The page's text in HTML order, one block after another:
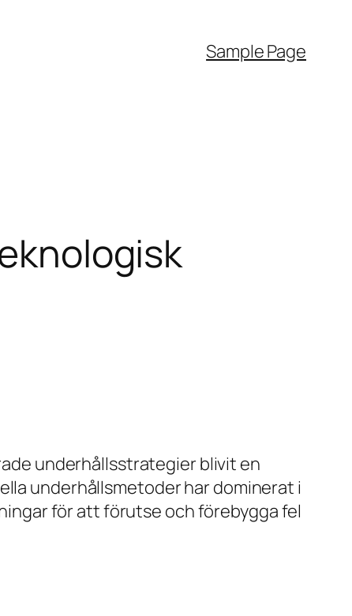
Sample Page
underhållsstrategier blivit en
underhållsmetoder har dominerat i
för att förutse och förebygga fel